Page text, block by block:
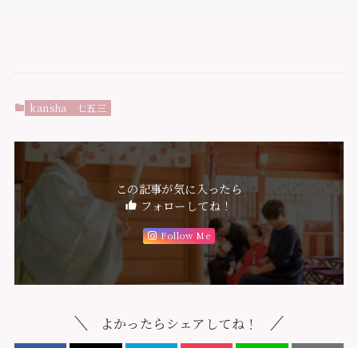
kansha 七五三
この記事が気に入ったら
フォローしてね！
Follow Me
よかったらシェアしてね！